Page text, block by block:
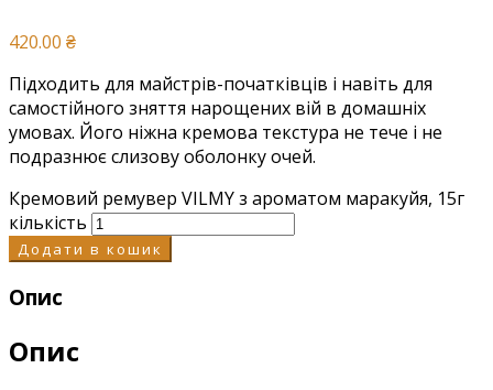
420.00 ₴
Підходить для майстрів-початківців і навіть для
самостійного зняття нарощених вій в домашніх
умовах. Його ніжна кремова текстура не тече і не
подразнює слизову оболонку очей.
Кремовий ремувер VILMY з ароматом маракуйя, 15г
кількість
Додати в кошик
Опис
Опис